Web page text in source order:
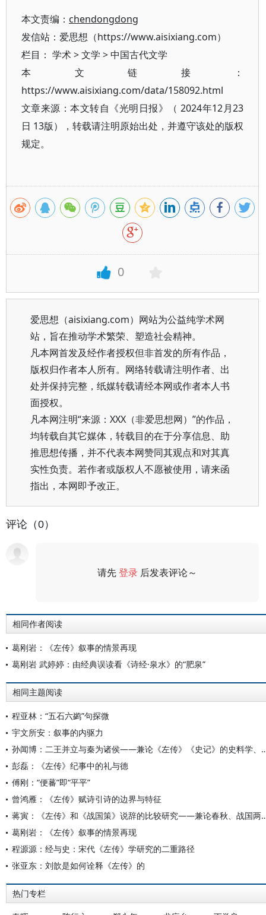
本文责编： chendongdong
发信站：爱思想（https://www.aisixiang.com）
栏目： 学术>文学 >中国古代文学
本文链接：
https://www.aisixiang.com/data/158092.html
文章来源：本文转自《光明日报》（ 2024年12月23
日 13版），转载请注明原始出处，并遵守该处的版权
规定。
0
爱思想（aisixiang.com）网站为公益纯学术网
站，旨在推动学术繁荣、塑造社会精神。
凡本网首发及经作者授权但非首发的所有作品，
版权归作者本人所有。网络转载请注明作者、出
处并保持完整，纸媒转载请经本网或作者本人书
面授权。
凡本网注明“来源：XXX（非爱思想网）”的作品，
均转载自其它媒体，转载目的在于分享信息、助
推思想传播，并不代表本网赞同其观点和对其真
实性负责。若作者或版权人不愿被使用，请来函
指出，本网即予改正。
评论（0）
请先登录 后发表评论～
相同作者阅读
葛刚岩：《左传》叙事的情景再现
葛刚岩 武婷婷：由经典误读看《诗经·泉水》的“肥泉”
相同主题阅读
程亚林：“五石六鹢”句探微
宇文所安：叙事的内驱力
孙闻博：二王并立与秦为诸侯——兼
彭磊：《左传》纪事中的礼与德
傅刚：“便蕃”即“平平”
曾鸿雁：《左传》赋诗引诗的边界与特征
蒋寅：《左传》和《战国策》说辞
葛刚岩：《左传》叙事的情景再现
程源源：经与史：宋代《左传》学研究的二重路径
张亚东：刘歆是如何诠释《左传》的
热门专栏